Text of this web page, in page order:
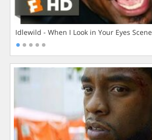
Idlewild - When I Look in Your Eyes Scene